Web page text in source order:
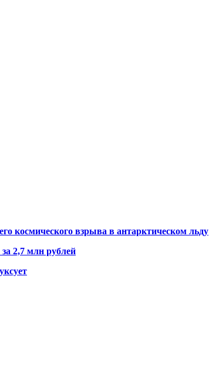
космического взрыва в антарктическом льду
2,7 млн рублей